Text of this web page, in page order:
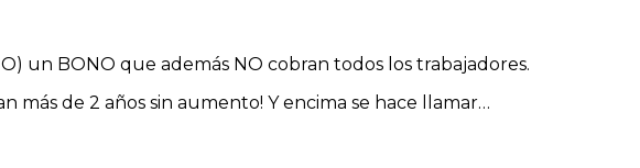
un BONO que además NO cobran todos los trabajadores.
más de 2 años sin aumento! Y encima se hace llamar…